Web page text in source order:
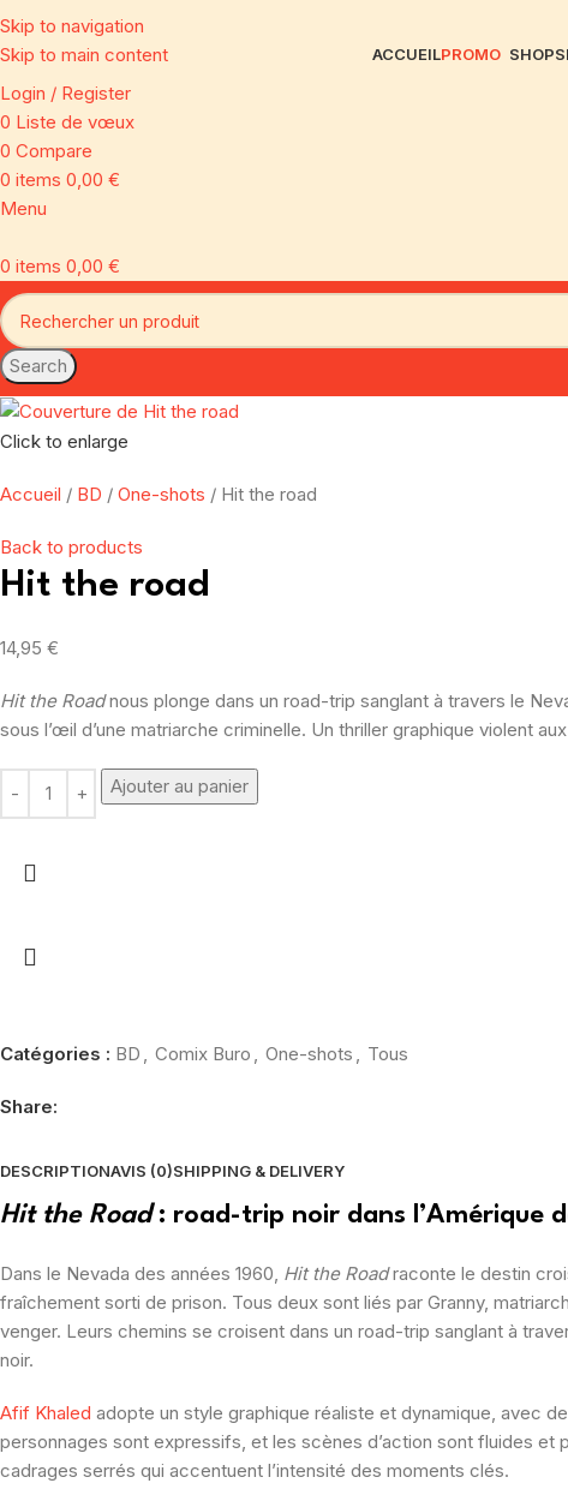
Skip to navigation
Skip to main content
ACCUEILPROMO SHOP
Login / Register
0 Liste de vœux
0 Compare
0 items 0,00 €
Menu
0 items 0,00 €
Search
Click to enlarge
Accueil BD One-shots Hit the road
Back to products
Hit the road
14,95 €
Hit the Roadnous plonge dans un road-trip sanglant à travers le
sous l’œil d’une matriarche criminelle. Un thriller graphique violent
Ajouter au panier
Catégories : BD , Comix Buro , One-shots , Tous
Share:
DESCRIPTIONAVIS (0)SHIPPING & DELIVERY
Hit the Road: road-trip noir dans l’Amérique
Dans le Nevada des années 1960, Hit the Roadraconte le destin
fraîchement sorti de prison. Tous deux sont liés par Granny,
venger. Leurs chemins se croisent dans un road-trip sanglant à
noir.
Afif Khaled adopte un style graphique réaliste et dynamique, avec
personnages sont expressifs, et les scènes d’action sont fluides et
cadrages serrés qui accentuent l’intensité des moments clés.